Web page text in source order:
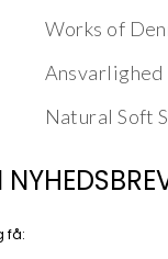
Works of
Ansvarlighed
Natural Soft
få: